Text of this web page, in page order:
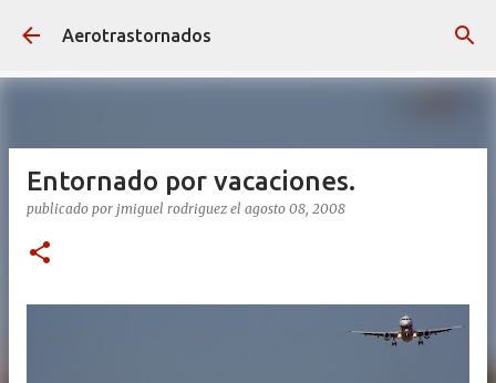
Ir al contenido principal
Aerotrastornados
Entornado por vacaciones.
publicado por jmiguel rodriguez el agosto 08, 2008